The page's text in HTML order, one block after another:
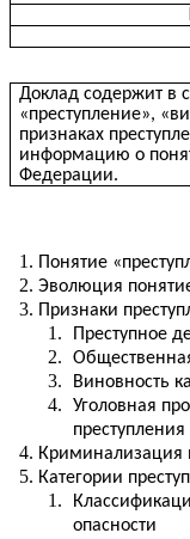
Доклад содержит в
«преступление»,
признаках
информацию о
Федерации.
Понятие
Эволюция
Признаки
Преступное
Виновность
Уголовная
преступления
Криминализация
Категории
опасности